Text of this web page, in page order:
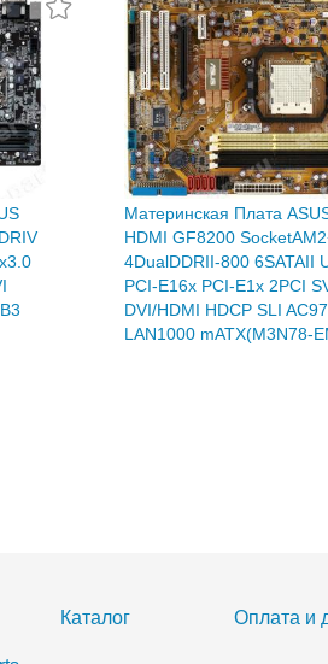
Материнская Плата
HDMI GF8200
4DualDDRII-800 6SATAII
PCI-E16x PCI-E1x 2PCI
DVI/HDMI HDCP SLI
LAN1000 mATX(M3N78-
Каталог Оплата и